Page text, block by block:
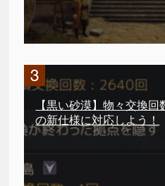
【黒い砂漠】物々交換
の新仕様に対応しよう！